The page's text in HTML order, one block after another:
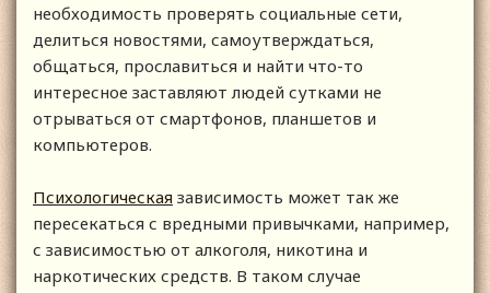
необходимость проверять социальные сети,
делиться новостями, самоутверждаться,
общаться, прославиться и найти что-то
интересное заставляют людей сутками не
отрываться от смартфонов, планшетов и
компьютеров.
Психологическая зависимость может так же
пересекаться с вредными привычками, например,
с зависимостью от алкоголя, никотина и
наркотических средств. В таком случае